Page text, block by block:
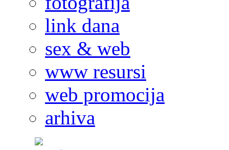
link dana
sex & web
www resursi
web promocija
arhiva